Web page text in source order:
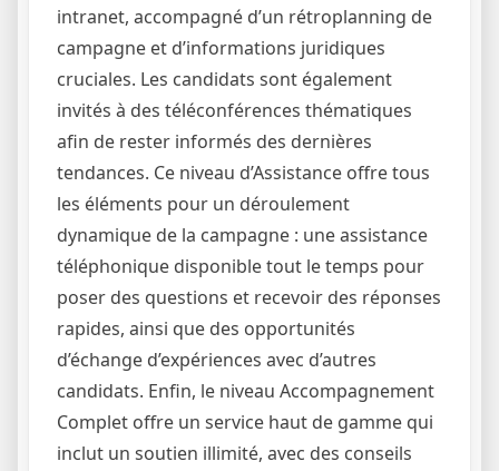
intranet, accompagné d’un rétroplanning de
campagne et d’informations juridiques
cruciales. Les candidats sont également
invités à des téléconférences thématiques
afin de rester informés des dernières
tendances. Ce niveau d’Assistance offre tous
les éléments pour un déroulement
dynamique de la campagne : une assistance
téléphonique disponible tout le temps pour
poser des questions et recevoir des réponses
rapides, ainsi que des opportunités
d’échange d’expériences avec d’autres
candidats. Enfin, le niveau Accompagnement
Complet offre un service haut de gamme qui
inclut un soutien illimité, avec des conseils